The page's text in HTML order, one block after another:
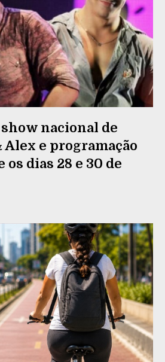
nacional de
Alex e programação
dias 28 e 30 de